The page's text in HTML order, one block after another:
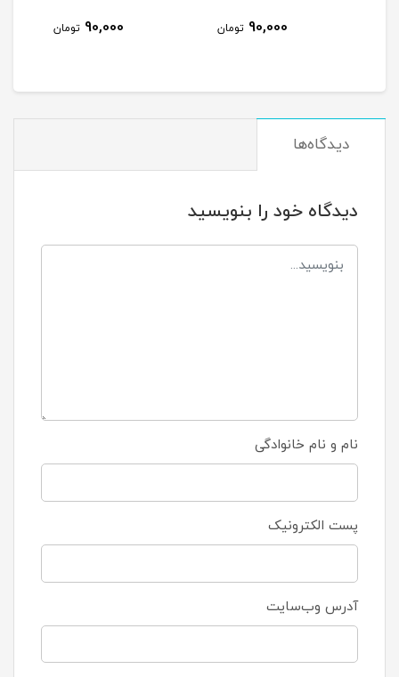
90,000 تومان 90,000 تومان
دیدگاه‌ها
دیدگاه خود را بنویسید
نام و نام خانوادگی
پست الکترونیک
آدرس وب‌سایت